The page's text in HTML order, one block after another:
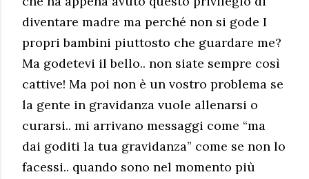
diventare madre ma perché non si gode I
propri bambini piuttosto che guardare me?
Ma godetevi il bello.. non siate sempre così
cattive! Ma poi non è un vostro problema se
la gente in gravidanza vuole allenarsi o
curarsi.. mi arrivano messaggi come “ma
dai goditi la tua gravidanza” come se non lo
facessi.. quando sono nel momento più